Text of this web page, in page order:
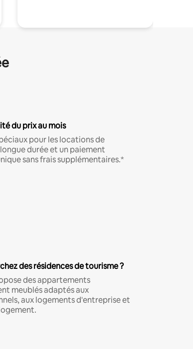
du prix au mois
pour les locations de
durée et un paiement
sans frais supplémentaires.*
des résidences de tourisme ?
des appartements
meublés adaptés aux
aux logements d'entreprise et